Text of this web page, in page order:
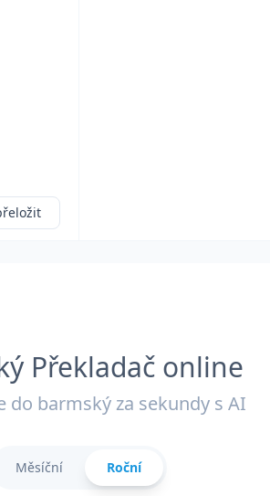
Překladač online
do barmský za sekundy s AI
Měsíční Roční